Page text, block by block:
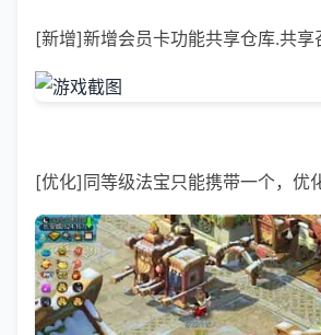
[新增]新增会员卡功能共享仓库.共享
[优化]同等级法宝只能携带一个，优